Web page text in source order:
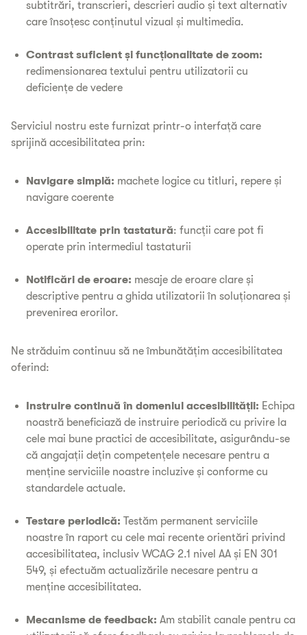
subtitrări, transcrieri, descrieri audio și text alternativ
care însoțesc conținutul vizual și multimedia.
Contrast suficient și funcționalitate de zoom:
redimensionarea textului pentru utilizatorii cu
deficiențe de vedere
Serviciul nostru este furnizat printr-o interfață care
sprijină accesibilitatea prin:
Navigare simplă: machete logice cu titluri, repere și
navigare coerente
Accesibilitate prin tastatură: funcții care pot fi
operate prin intermediul tastaturii
Notificări de eroare: mesaje de eroare clare și
descriptive pentru a ghida utilizatorii în soluționarea și
prevenirea erorilor.
Ne străduim continuu să ne îmbunătățim accesibilitatea
oferind:
Instruire continuă în domeniul accesibilității: Echipa
noastră beneficiază de instruire periodică cu privire la
cele mai bune practici de accesibilitate, asigurându-se
că angajații dețin competențele necesare pentru a
menține serviciile noastre incluzive și conforme cu
standardele actuale.
Testare periodică: Testăm permanent serviciile
noastre în raport cu cele mai recente orientări privind
accesibilitatea, inclusiv WCAG 2.1 nivel AA și EN 301
549, și efectuăm actualizările necesare pentru a
menține accesibilitatea.
Mecanisme de feedback: Am stabilit canale pentru ca